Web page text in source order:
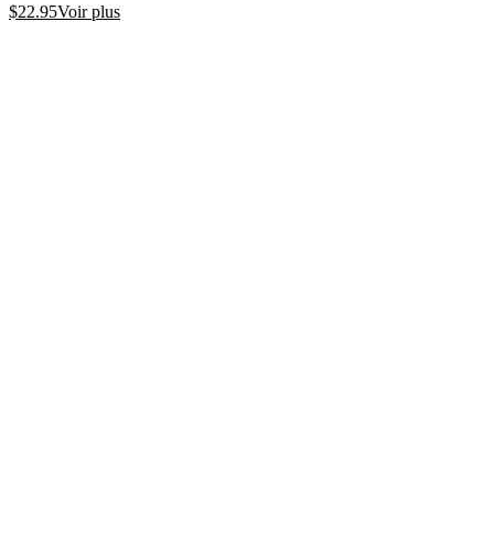
$22.95Voir plus